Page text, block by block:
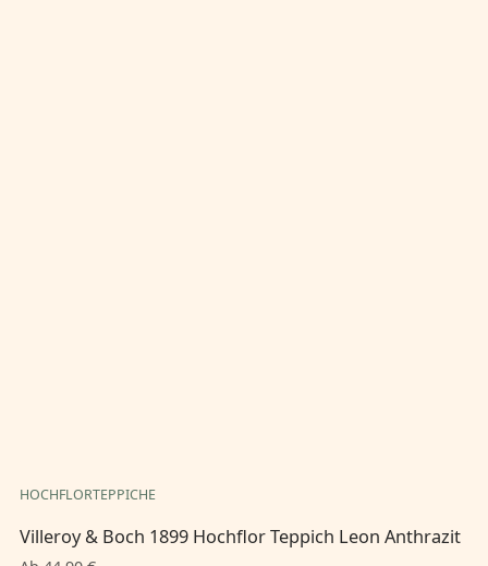
HOCHFLORTEPPICHE
Villeroy & Boch 1899 Hochflor Teppich Leon Anthrazit